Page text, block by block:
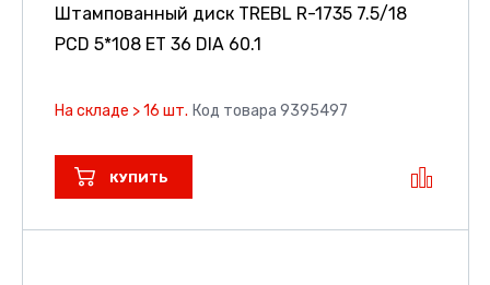
Штампованный диск TREBL R-1735 7.5/18
PCD 5*108 ET 36 DIA 60.1
На складе > 16 шт. Код товара 9395497
КУПИТЬ